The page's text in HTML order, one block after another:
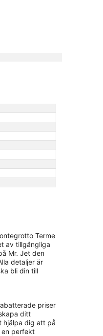
Terme
av tillgängliga
Mr. Jet den
detaljer är
bli din till
priser
ditt
hjälpa dig att på
en perfekt